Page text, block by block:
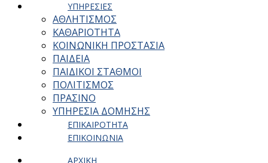
ΥΠΗΡΕΣΙΕΣ
ΑΘΛΗΤΙΣΜΟΣ
ΚΑΘΑΡΙΟΤΗΤΑ
ΚΟΙΝΩΝΙΚΗ ΠΡΟΣΤΑΣΙΑ
ΠΑΙΔΕΙΑ
ΠΑΙΔΙΚΟΙ ΣΤΑΘΜΟΙ
ΠΟΛΙΤΙΣΜΟΣ
ΠΡΑΣΙΝΟ
ΥΠΗΡΕΣΙΑ ΔΟΜΗΣΗΣ
ΕΠΙΚΑΙΡΟΤΗΤΑ
ΕΠΙΚΟΙΝΩΝΙΑ
ΑΡΧΙΚΗ